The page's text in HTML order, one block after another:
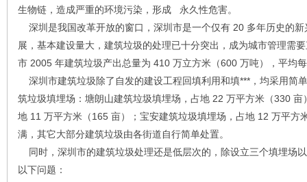
生物链，造成严重的环境污染，形成 永久性危害。
深圳是我国改革开放的窗口，深圳市是一个仅有 20 多年历史的
展，基本建设量大，建筑垃圾的处理已十分突出，成为城市管理需
市 2005 年建筑垃圾产出总量为 410 万立方米（600 万吨），平均
深圳市建筑垃圾除了自发的建设工程回填利用和填***，均采用简
筑垃圾填埋场：塘朗山建筑垃圾填埋场，占地 22 万平方米（330
地 11 万平方米（165 亩）；宝安建筑垃圾填埋场，占地 12 万平方
满，其它大部分建筑垃圾由各街道自行简单处置。
同时，深圳市的建筑垃圾处理还是低层次的，除设立三个填埋场
以下问题：